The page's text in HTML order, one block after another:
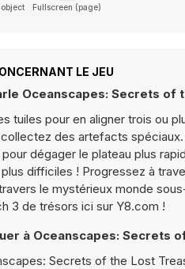
Fullscreen (page)
LE JEU
Oceanscapes: Secrets of
tuiles pour en aligner trois ou
des artefacts
dégager le plateau plus
difficiles ! Progressez à
le mystérieux monde
3 de trésors ici sur Y8.com !
à Oceanscapes: Secrets
Secrets of the Lost